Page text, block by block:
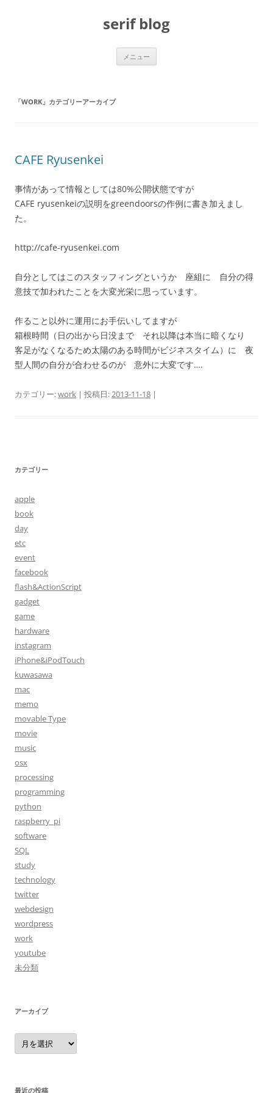
serif blog
メニュー
「WORK 」カテゴリーアーカイブ
CAFE Ryusenkei
事情があって情報としては80%公開状態ですが
CAFE ryusenkeiの説明をgreendoorsの作例に書き加えまし
た。
http://cafe-ryusenkei.com
自分としてはこのスタッフィングというか 座組に 自分の得
意技で加われたことを大変光栄に思っています。
作ること以外に運用にお手伝いしてますが
箱根時間（日の出から日没まで それ以降は本当に暗くなり
客足がなくなるため太陽のある時間がビジネスタイム）に 夜
型人間の自分が合わせるのが 意外に大変です….
カテゴリー:work | 投稿日:2013-11-18 |
カテゴリー
apple
book
day
etc
event
facebook
flash&ActionScript
gadget
game
hardware
instagram
iPhone&iPodTouch
kuwasawa
mac
memo
movable Type
movie
music
osx
processing
programming
python
raspberry_pi
software
SQL
study
technology
twitter
webdesign
wordpress
work
youtube
未分類
アーカイブ
ア
ー
カ
最近の投稿